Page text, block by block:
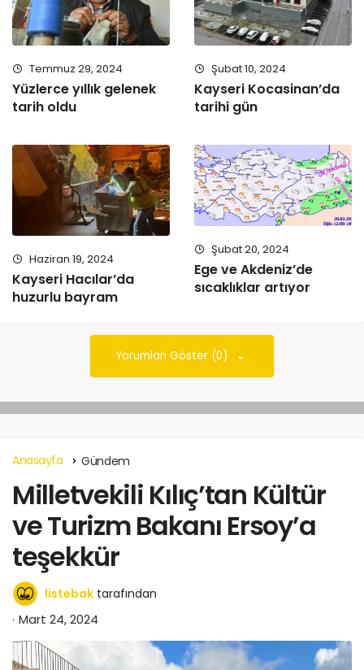
Temmuz 29, 2024
Yüzlerce yıllık gelenek
tarih oldu
Şubat 10, 2024
Kayseri Kocasinan’da
tarihi gün
Haziran 19, 2024
Kayseri Hacılar’da
huzurlu bayram
Şubat 20, 2024
Ege ve Akdeniz’de
sıcaklıklar artıyor
Yorumları Göster (0)
Anasayfa Gündem
Milletvekili Kılıç’tan Kültür
ve Turizm Bakanı Ersoy’a
teşekkür
listebak tarafından
Mart 24, 2024